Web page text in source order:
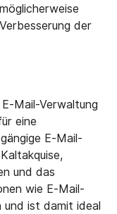
der
Mail-Verwaltung
eine
E-Mail-
und das
wie E-Mail-
ist damit ideal